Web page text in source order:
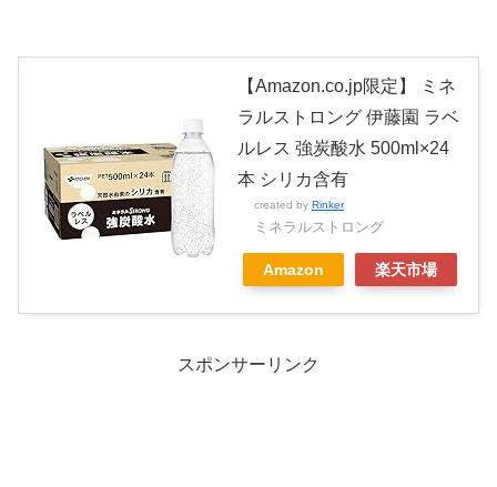
【Amazon.co.jp限定】 ミネ
ラルストロング 伊藤園 ラベ
ルレス 強炭酸水 500ml×24
本 シリカ含有
created by Rinker
ミネラルストロング
Amazon 楽天市場
スポンサーリンク